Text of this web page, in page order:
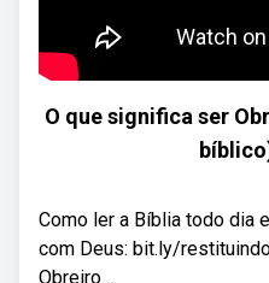
O que significa ser
Como ler a Bíblia todo dia
com Deus: bit.ly/
Obreiro ...